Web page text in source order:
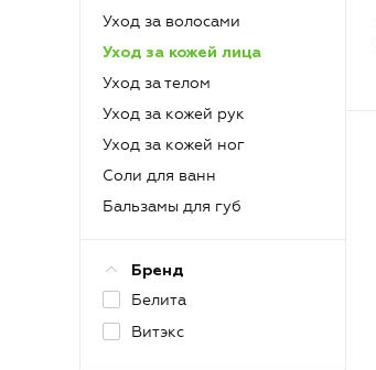
Уход за волосами
Уход за кожей лица
Уход за телом
Уход за кожей рук
Уход за кожей ног
Соли для ванн
Бальзамы для губ
Бренд
Белита
Витэкс